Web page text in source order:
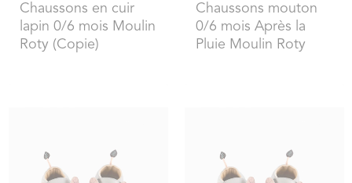
Chaussons en cuir
lapin 0/6 mois Moulin
Roty (Copie)
Chaussons mouton
0/6 mois Après la
Pluie Moulin Roty